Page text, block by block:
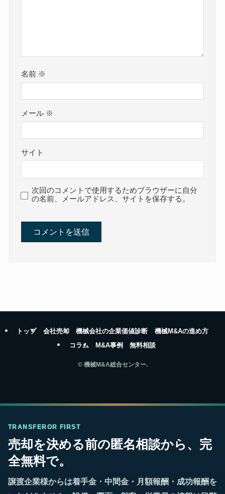
名前 ※
メール ※
サイト
次回のコメントで使用するためブラウザーに自分
の名前、メールアドレス、サイトを保存する。
トップ 会社売却 機械会社の企業価値診断
機械M&Aの進め方
コラム
M&A事例 無料相談
©機械M&A総合センター.
TRANSFEROR FIRST
売却を決める前の匿名相談から、完
全無料で。
譲渡企業様からは着手金・中間金・月額報酬・成功報酬を